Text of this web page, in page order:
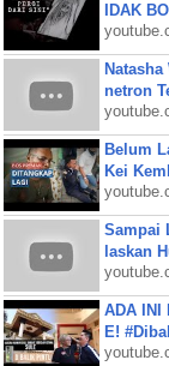
IDAK
netron
Belum
Kei
Sampai
laskan
ADA INI
E!